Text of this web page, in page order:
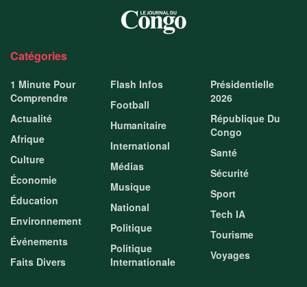
Catégories
1 Minute Pour
Comprendre
Actualité
Afrique
Culture
Économie
Éducation
Environnement
Événements
Faits Divers
Flash Infos
Football
Humanitaire
International
Médias
Musique
National
Politique
Politique
Internationale
Présidentielle
2026
République Du
Congo
Santé
Sécurité
Sport
Tech IA
Tourisme
Voyages